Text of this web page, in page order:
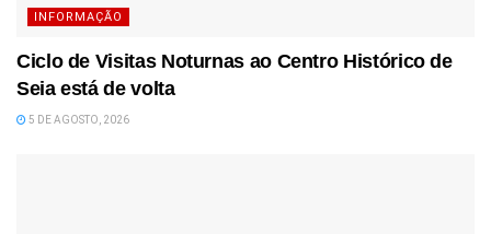
INFORMAÇÃO
Ciclo de Visitas Noturnas ao Centro Histórico de
Seia está de volta
5 DE AGOSTO, 2026